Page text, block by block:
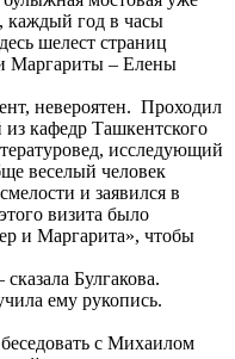
каждый год в часы
шелест страниц
Маргариты – Елены
невероятен. Проходил
кафедр Ташкентского
исследующий
веселый человек
и заявился в
визита было
и Маргарита», чтобы
Булгакова.
ему рукопись.
с Михаилом